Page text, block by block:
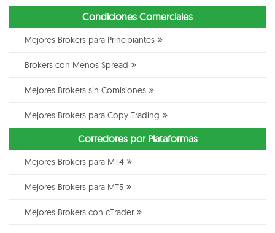
Condiciones Comerciales
Mejores Brokers para Principiantes
Brokers con Menos Spread
Mejores Brokers sin Comisiones
Mejores Brokers para Copy Trading
Corredores por Plataformas
Mejores Brokers para MT4
Mejores Brokers para MT5
Mejores Brokers con cTrader